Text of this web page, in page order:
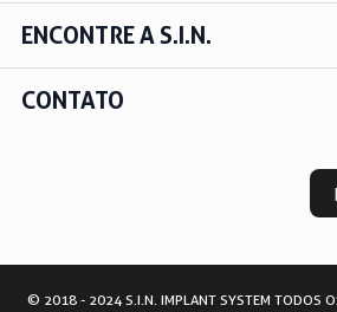
ENCONTRE A S.I.N.
CONTATO
© 2018 - 2024 S.I.N. IMPLANT SYSTEM TODOS